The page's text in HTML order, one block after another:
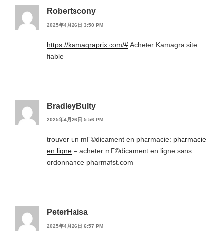
Robertscony
2025年4月26日 3:50 PM
https://kamagraprix.com/#Acheter Kamagra site
fiable
BradleyBulty
2025年4月26日 5:56 PM
trouver un mГ©dicament en pharmacie: pharmacie
en ligne – acheter mГ©dicament en ligne sans
ordonnance pharmafst.com
PeterHaisa
2025年4月26日 6:57 PM